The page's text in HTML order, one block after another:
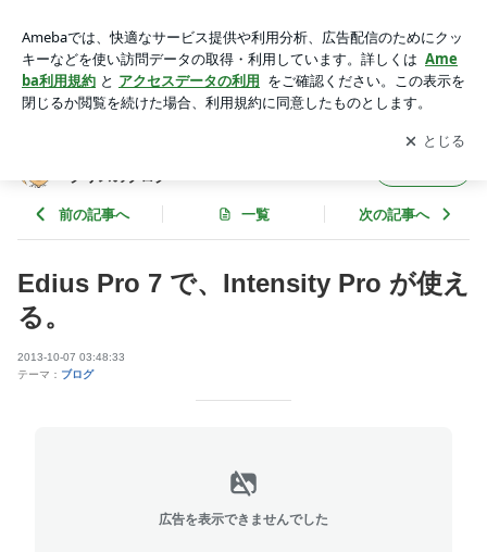
派、映像CGクリエータ Dr.クリスのブログ
アプリをダウンロードして ブログの更新通知
を受け取りまし
ょう。
開く
クリスのブログ
前の記事へ 一覧 次の記事へ
Edius Pro 7 で、Intensity Pro が使え
る。
2013-10-07 03:48:33
テーマ： ブログ
広告を表示できませんでした